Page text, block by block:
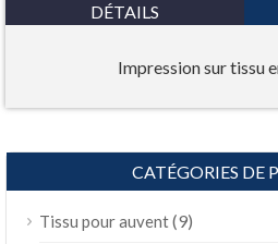
DÉTAILS
Impression sur tissu
CATÉGORIES DE
Tissu pour auvent(9)